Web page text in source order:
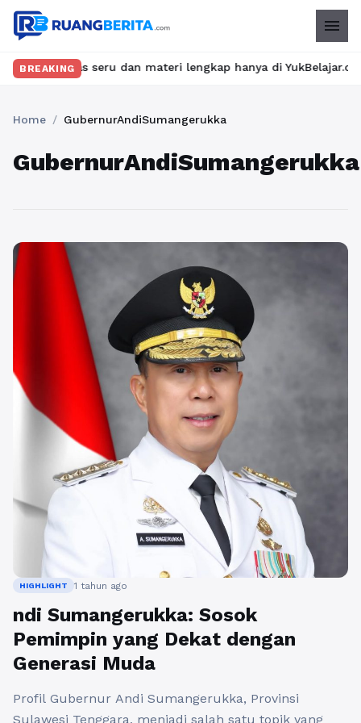
menu
BREAKING
kelas seru dan materi lengkap hanya di YukBelajar.com.
Home / GubernurAndiSumangerukka
GubernurAndiSumangerukka
HIGHLIGHT 1 tahun ago
ndi Sumangerukka: Sosok
Pemimpin yang Dekat dengan
Generasi Muda
Profil Gubernur Andi Sumangerukka, Provinsi
Sulawesi Tenggara, menjadi salah satu topik yang